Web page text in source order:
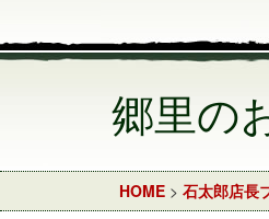
郷里の
HOME > 石太郎店長